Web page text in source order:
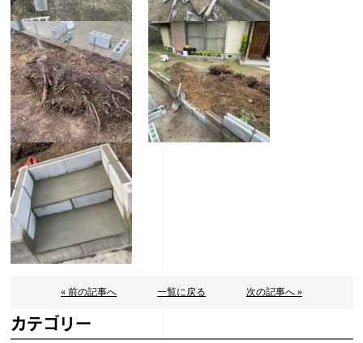
« 前の記事へ 一覧に戻る 次の記事へ »
カテゴリー